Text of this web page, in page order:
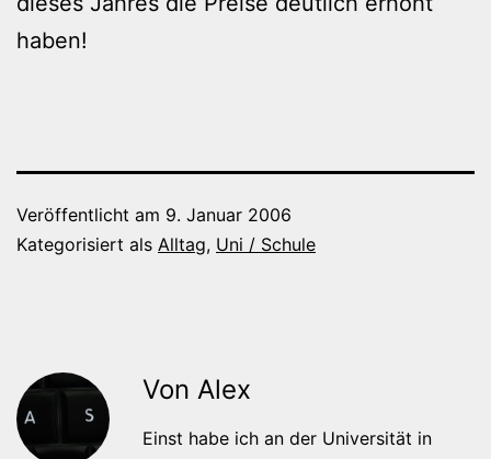
haben!
Veröffentlicht am 9. Januar 2006
Kategorisiert als Alltag, Uni / Schule
Von Alex
Einst habe ich an der Universität in